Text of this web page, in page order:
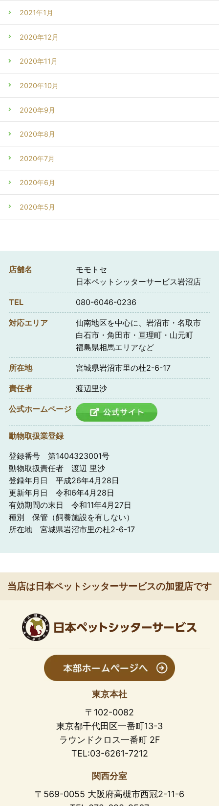
2021年1月
2020年12月
2020年11月
2020年10月
2020年9月
2020年8月
2020年7月
2020年6月
2020年5月
店舗名
モモトセ
日本ペットシッターサービス岩沼店
TEL 080-6046-0236
対応エリア
仙南地区を中心に、岩沼市・名取市
白石市・角田市・亘理町・山元町
福島県相馬エリアなど
所在地 宮城県岩沼市里の杜2-6-17
責任者 渡辺里沙
公式ホームページ
動物取扱業登録
登録番号 第1404323001号
動物取扱責任者 渡辺 里沙
登録年月日 平成26年4月28日
更新年月日 令和6年4月28日
有効期間の末日 令和11年4月27日
種別 保管（飼養施設を有しない）
所在地 宮城県岩沼市里の杜2-6-17
当店は日本ペットシッターサービスの加盟店です
東京本社
〒102-0082
東京都千代田区一番町13-3
ラウンドクロス一番町 2F
TEL:03-6261-7212
関西分室
〒569-0055 大阪府高槻市西冠2-11-6